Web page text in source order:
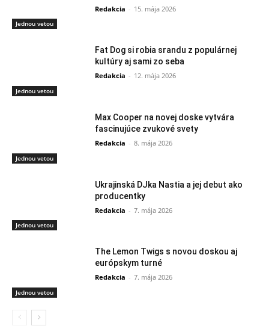
Jednou vetou
Redakcia - 15. mája 2026
Jednou vetou
Fat Dog si robia srandu z populárnej
kultúry aj sami zo seba
Redakcia - 12. mája 2026
Jednou vetou
Max Cooper na novej doske vytvára
fascinujúce zvukové svety
Redakcia - 8. mája 2026
Jednou vetou
Ukrajinská DJka Nastia a jej debut ako
producentky
Redakcia - 7. mája 2026
Jednou vetou
The Lemon Twigs s novou doskou aj
európskym turné
Redakcia - 7. mája 2026